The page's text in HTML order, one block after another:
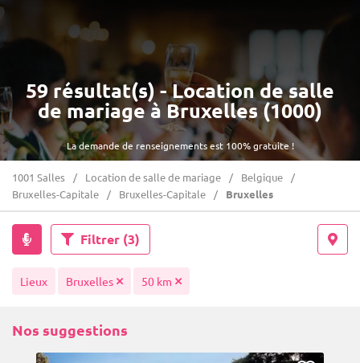
La demande de renseignements est 100% gratuite !
59 résultat(s) - Location de salle
de mariage à Bruxelles (1000)
1001 Salles Location de salle de mariage
Belgique
Bruxelles-Capitale
Bruxelles-Capitale Bruxelles
Filtrer (3)
Lieux Bruxelles 50 km
Nos suggestions